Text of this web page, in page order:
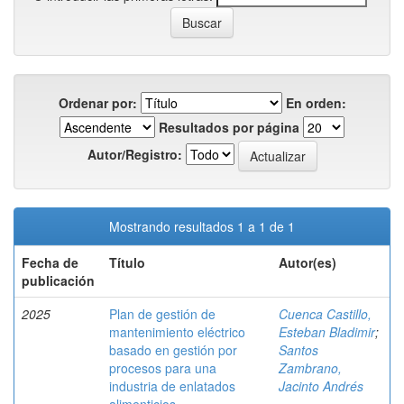
Ordenar por:
En orden:
Resultados por página
Autor/Registro:
Mostrando resultados 1 a 1 de 1
Fecha de
publicación
Título Autor(es)
2025
Plan de gestión de
mantenimiento eléctrico
basado en gestión por
procesos para una
industria de enlatados
Cuenca Castillo,
Esteban Bladimir;
Santos
Zambrano,
Jacinto Andrés